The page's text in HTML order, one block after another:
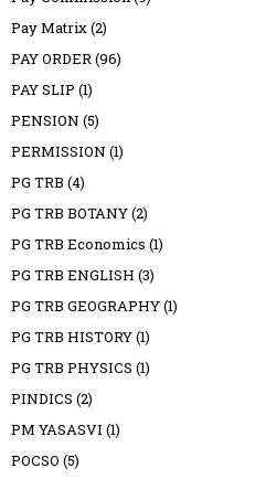
Pay Matrix(2)
PAY ORDER(96)
PAY SLIP (1)
PENSION (5)
PERMISSION (1)
PG TRB (4)
PG TRB BOTANY(2)
PG TRB Economics (1)
PG TRB ENGLISH (3)
PG TRB GEOGRAPHY(1)
PG TRB HISTORY(1)
PG TRB PHYSICS (1)
PINDICS (2)
PM YASASVI (1)
POCSO (5)